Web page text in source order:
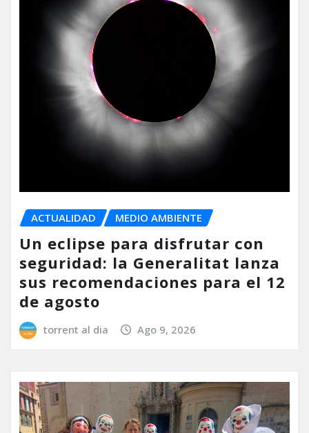
ACTUALIDAD MEDIO AMBIENTE
Un eclipse para disfrutar con
seguridad: la Generalitat lanza
sus recomendaciones para el 12
de agosto
torrent al dia Ago 9, 2026